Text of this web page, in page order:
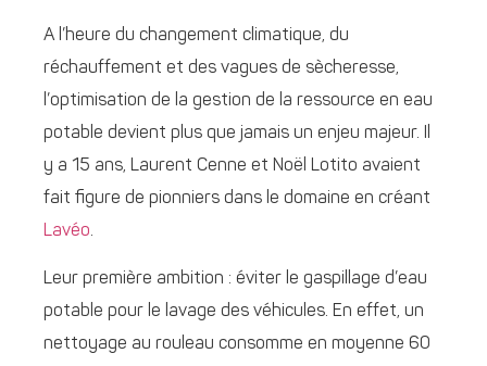
A l’heure du changement climatique, du
réchauffement et des vagues de sècheresse,
l’optimisation de la gestion de la ressource en eau
potable devient plus que jamais un enjeu majeur. Il
y a 15 ans, Laurent Cenne et Noël Lotito avaient
fait figure de pionniers dans le domaine en créant
Lavéo.
Leur première ambition : éviter le gaspillage d’eau
potable pour le lavage des véhicules. En effet, un
nettoyage au rouleau consomme en moyenne 60